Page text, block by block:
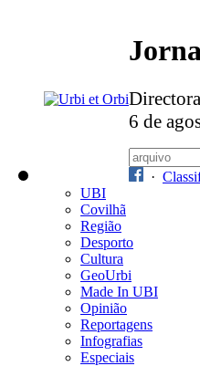
6 de
·
UBI
Covilhã
Região
Desporto
Cultura
GeoUrbi
Made In UBI
Opinião
Reportagens
Infografias
Especiais